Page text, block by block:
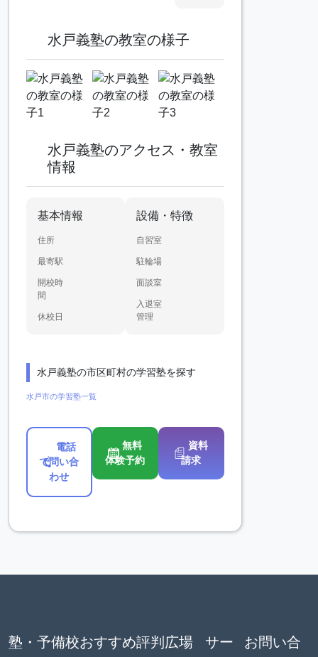
水戸義塾の教室の様子
水戸義塾のアクセス・教室
情報
基本情報
住所
最寄駅
開校時
間
休校日
設備・特徴
自習室
駐輪場
面談室
入退室
管理
水戸義塾の市区町村の学習塾を探す
水戸市の学習塾一覧
電話
で問い合
わせ
無料
体験予約
資料
請求
塾・予備校おすすめ評判広場
サー
お問い合